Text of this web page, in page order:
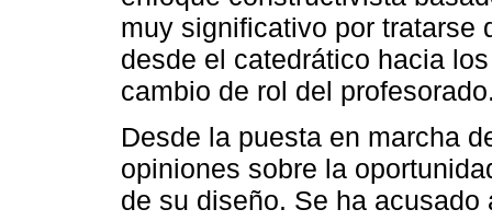
muy significativo por tratarse
desde el catedrático hacia
cambio de rol del
Desde la puesta en marcha
opiniones sobre la
de su diseño. Se ha